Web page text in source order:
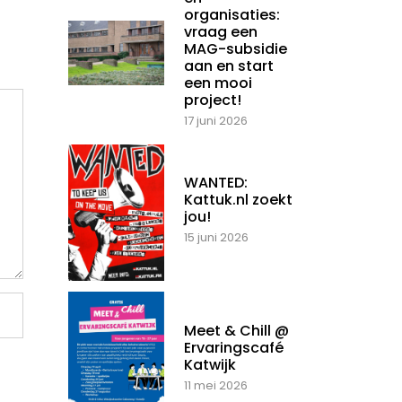
organisaties:
vraag een
MAG-subsidie
aan en start
een mooi
project!
17 juni 2026
WANTED:
Kattuk.nl zoekt
jou!
15 juni 2026
Meet & Chill @
Ervaringscafé
Katwijk
11 mei 2026